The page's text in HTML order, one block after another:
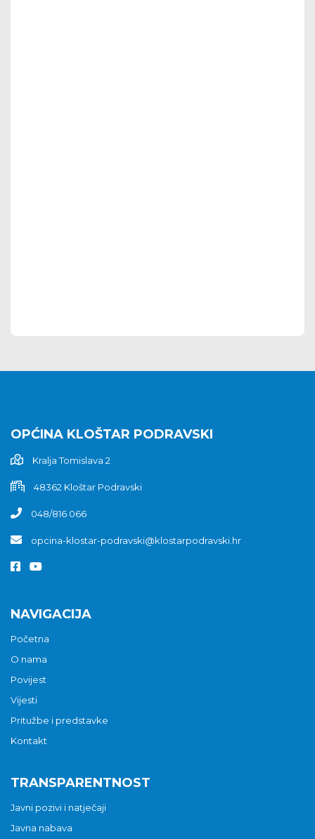
OPĆINA KLOŠTAR PODRAVSKI
Kralja Tomislava 2
48362 Kloštar Podravski
048/816 066
opcina-klostar-podravski@klostarpodravski.hr
NAVIGACIJA
Početna
O nama
Povijest
Vijesti
Pritužbe i predstavke
Kontakt
TRANSPARENTNOST
Javni pozivi i natječaji
Javna nabava